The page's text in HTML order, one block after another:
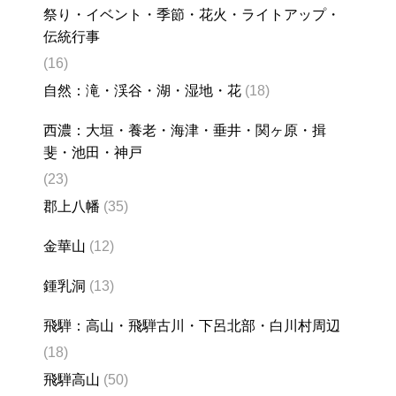
祭り・イベント・季節・花火・ライトアップ・
伝統行事
(16)
自然：滝・渓谷・湖・湿地・花 (18)
西濃：大垣・養老・海津・垂井・関ヶ原・揖
斐・池田・神戸
(23)
郡上八幡 (35)
金華山 (12)
鍾乳洞 (13)
飛騨：高山・飛騨古川・下呂北部・白川村周辺
(18)
飛騨高山 (50)